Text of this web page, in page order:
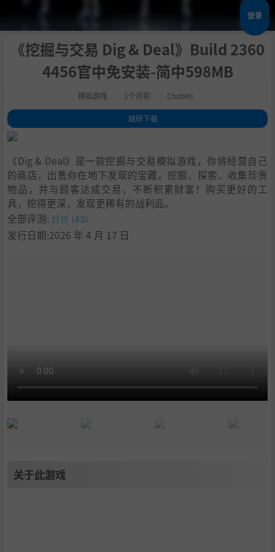
登录
《挖掘与交易 Dig & Deal》Build 2360
4456官中免安装-简中598MB
模拟游戏 1个月前 Chobits
跳转下载
1
3 .系统需求
4.支持作者
5.学习
《Dig & Deal》是一款挖掘与交易模拟游戏，你将经营自己
的商店，出售你在地下发现的宝藏。挖掘、探索、收集珍贵
物品，并与顾客达成交易，不断积累财富！购买更好的工
具，挖得更深，发现更稀有的战利品。
全部评测: 好评 (43)
发行日期:2026 年 4 月 17 日
关于此游戏